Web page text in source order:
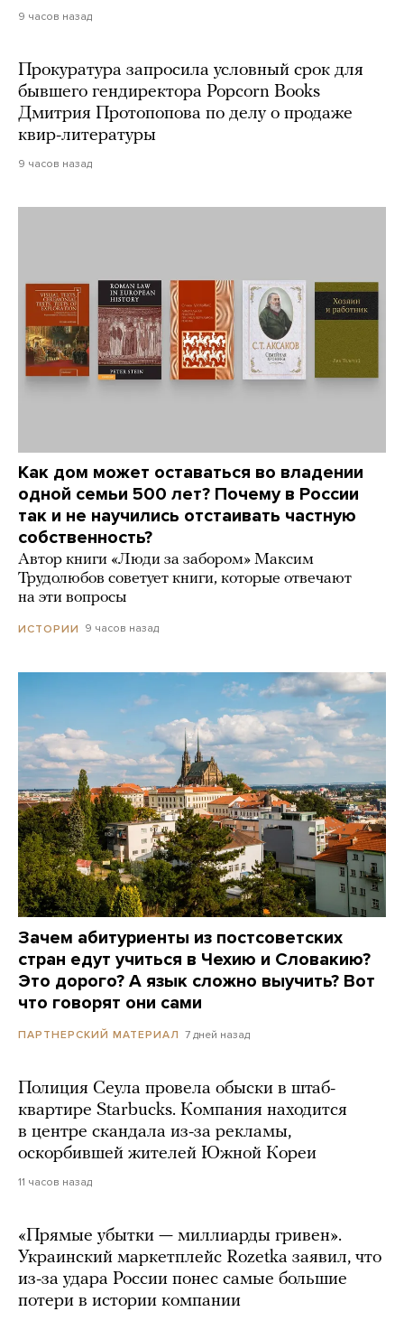
9 часов назад
Прокуратура запросила условный срок для
бывшего гендиректора Popcorn Books
Дмитрия Протопопова по делу о продаже
квир-литературы
9 часов назад
Как дом может оставаться во владении
одной семьи 500 лет? Почему в России
так и не научились отстаивать частную
собственность?
Автор книги «Люди за забором» Максим
Трудолюбов советует книги, которые отвечают
на эти вопросы
ИСТОРИИ 9 часов назад
Зачем абитуриенты из постсоветских
стран едут учиться в Чехию и Словакию?
Это дорого? А язык сложно выучить? Вот
что говорят они сами
ПАРТНЕРСКИЙ МАТЕРИАЛ 7 дней назад
Полиция Сеула провела обыски в штаб-
квартире Starbucks. Компания находится
в центре скандала из-за рекламы,
оскорбившей жителей Южной Кореи
11 часов назад
«Прямые убытки — миллиарды гривен».
Украинский маркетплейс Rozetka заявил, что
из-за удара России понес самые большие
потери в истории компании